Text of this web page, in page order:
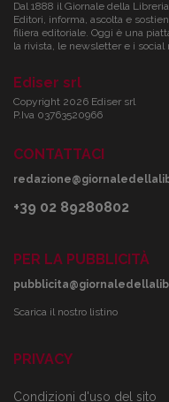
Dal 1888 il Giornale della
Editori, informa, ascolta e
filiera editoriale. Oggi è una
la rivista, le newsletter e i social
Ediser srl
Copyright 2026 Ediser srl
P.Iva 03763520966
CONTATTACI
+39 02 89280802
PER LA PUBBLICITÀ
Scarica il nostro listino
PRIVACY
Condizioni d'uso del sito